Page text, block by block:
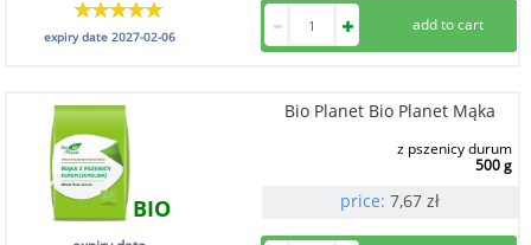
expiry date 2027-02-06
Bio Planet Bio Planet Mąka
BIO
z pszenicy durum
500 g
price: 7,67 zł